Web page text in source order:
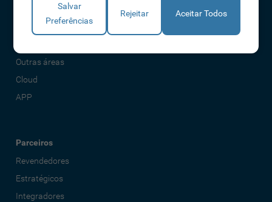
Parques Auto
Rondas e Serviços
Outras áreas
Cloud
APP
Parceiros
Revendedores
Estratégicos
Integradores
Salvar
Preferências
Rejeitar Aceitar Todos